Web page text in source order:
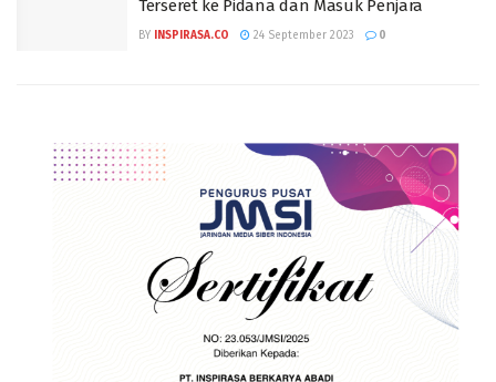
Terseret ke Pidana dan Masuk Penjara
BY INSPIRASA.CO 24 September 2023 0